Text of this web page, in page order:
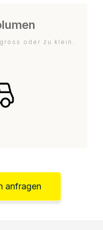
oder zu klein.
anfragen